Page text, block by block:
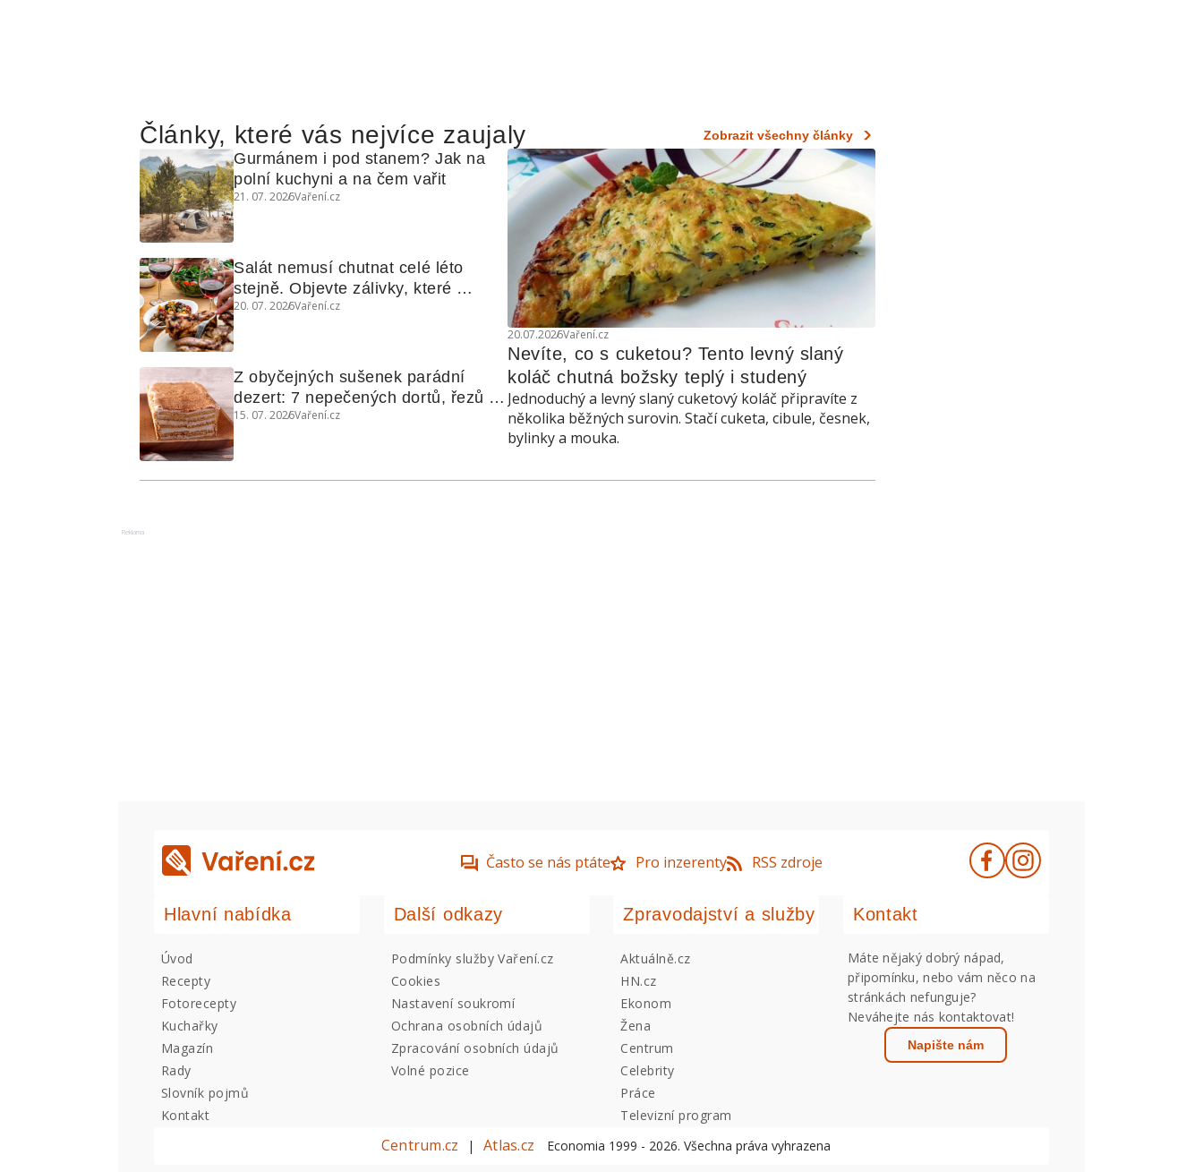
Články, které vás nejvíce zaujaly Zobrazit všechny články
20.07.2026Vaření.cz
Nevíte, co s cuketou? Tento levný slaný
koláč chutná božsky teplý i studený
Jednoduchý a levný slaný cuketový koláč připravíte z
několika běžných surovin. Stačí cuketa, cibule, česnek,
bylinky a mouka.
Gurmánem i pod stanem? Jak na
polní kuchyni a na čem vařit
21. 07. 2026Vaření.cz
Salát nemusí chutnat celé léto
stejně. Objevte zálivky, které
využijete i na maso, nudle nebo
20. 07. 2026Vaření.cz
Z obyčejných sušenek parádní
dezert: 7 nepečených dortů, řezů a
koláčů
15. 07. 2026Vaření.cz
Reklama
Často se nás ptáte Pro inzerenty RSS zdroje
Hlavní nabídka
Úvod
Recepty
Fotorecepty
Kuchařky
Magazín
Rady
Slovník pojmů
Kontakt
Další odkazy
Podmínky služby Vaření.cz
Cookies
Nastavení soukromí
Ochrana osobních údajů
Zpracování osobních údajů
Volné pozice
Zpravodajství a služby
Aktuálně.cz
HN.cz
Ekonom
Žena
Centrum
Celebrity
Práce
Televizní program
Kontakt
Máte nějaký dobrý nápad,
připomínku, nebo vám něco na
stránkách nefunguje?
Neváhejte nás kontaktovat!
Napište nám
Centrum.cz | Atlas.cz Economia 1999 - 2026. Všechna práva vyhrazena